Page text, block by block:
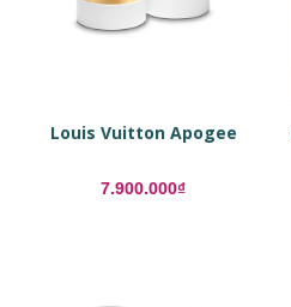
Louis Vuitton Apogee
7.900.000₫